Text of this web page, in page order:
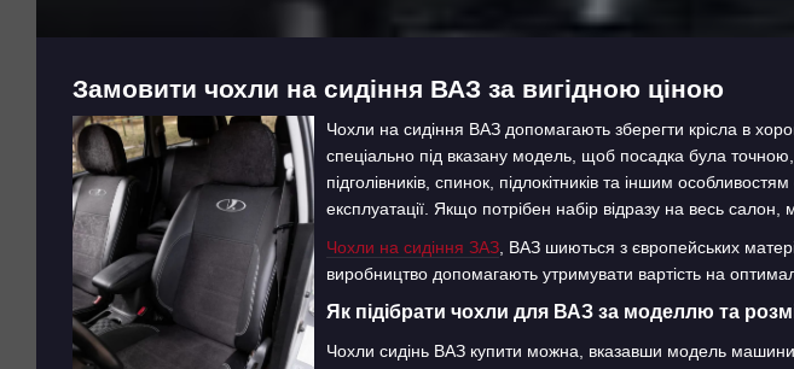
Замовити чохли на сидіння ВАЗ за вигідною ціною
Чохли на сидіння ВАЗ допомагають зберегти крісла в
спеціально під вказану модель, щоб посадка була
підголівників, спинок, підлокітників та іншим
експлуатації. Якщо потрібен набір відразу на весь
Чохли на сидіння ЗАЗ , ВАЗ шиються з європейських
виробництво допомагають утримувати вартість на
Як підібрати чохли для ВАЗ за моделлю та
Чохли сидінь ВАЗ купити можна, вказавши модель машини,